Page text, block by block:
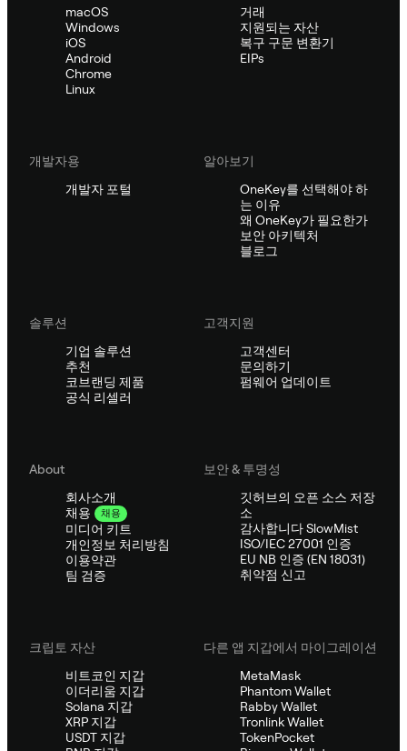
macOS
Windows
iOS
Android
Chrome
Linux
거래
지원되는 자산
복구 구문 변환기
EIPs
개발자용
개발자 포털
알아보기
OneKey를 선택해야 하
는 이유
왜 OneKey가 필요한가
보안 아키텍처
블로그
솔루션
기업 솔루션
추천
코브랜딩 제품
공식 리셀러
고객지원
고객센터
문의하기
펌웨어 업데이트
About
회사소개
채용
채용
미디어 키트
개인정보 처리방침
이용약관
팀 검증
보안 & 투명성
깃허브의 오픈 소스 저장
소
감사합니다 SlowMist
ISO/IEC 27001 인증
EU NB 인증 (EN 18031)
취약점 신고
크립토 자산
비트코인 지갑
이더리움 지갑
Solana 지갑
XRP 지갑
USDT 지갑
다른 앱 지갑에서 마이그레이션
MetaMask
Phantom Wallet
Rabby Wallet
Tronlink Wallet
TokenPocket